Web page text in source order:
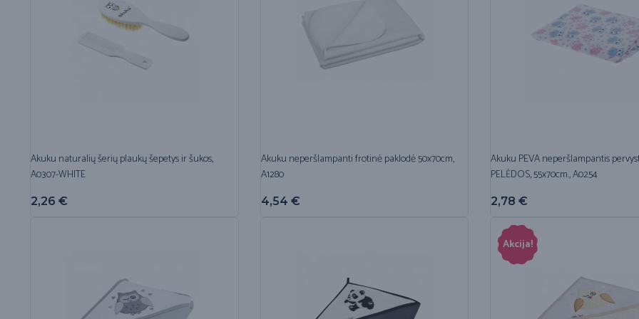
Akuku naturalių šerių plaukų šepetys ir šukos,
A0307-WHITE
2,26 €
Akuku neperšlampanti frotinė paklodė 50x70cm,
A1280
4,54 €
Akuku PEVA neperšlampantis
PELĖDOS, 55x70cm., A0254
2,78 €
Akcija!